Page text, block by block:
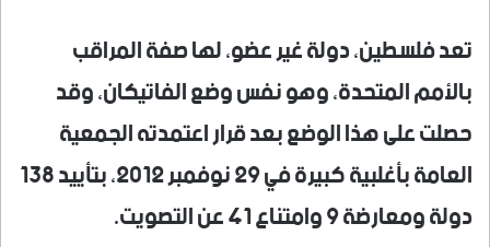
تعد فلسطين، دولة غير عضو، لها صفة المراقب
بالأمم المتحدة، وهو نفس وضع الفاتيكان، وقد
حصلت على هذا الوضع بعد قرار اعتمدته الجمعية
العامة بأغلبية كبيرة في 29 نوفمبر 2012، بتأييد 138
دولة ومعارضة 9 وامتناع 41 عن التصويت.